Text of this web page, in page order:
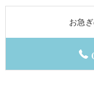
お急